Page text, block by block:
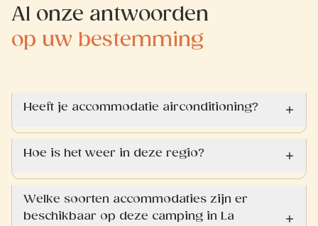
Al onze antwoorden
op uw bestemming
Heeft je accommodatie airconditioning?
Hoe is het weer in deze regio?
Welke soorten accommodaties zijn er
beschikbaar op deze camping in La